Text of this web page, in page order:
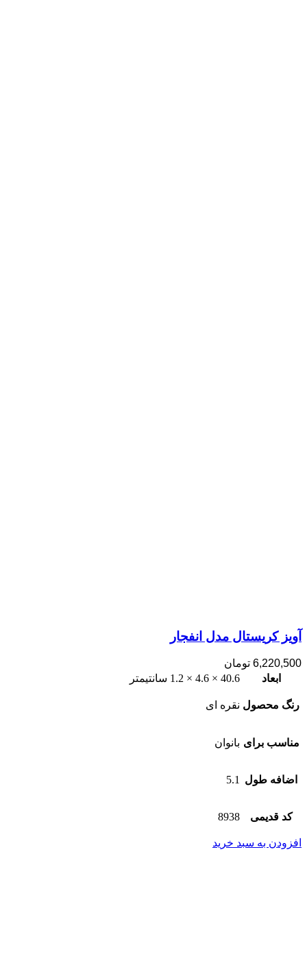
آویز کریستال مدل انفجار
6,220,500 تومان
ابعاد
40.6 × 4.6 × 1.2 سانتیمتر
رنگ محصول نقره ای
مناسب برای بانوان
اضافه طول 5.1
کد قدیمی 8938
افزودن به سبد خرید